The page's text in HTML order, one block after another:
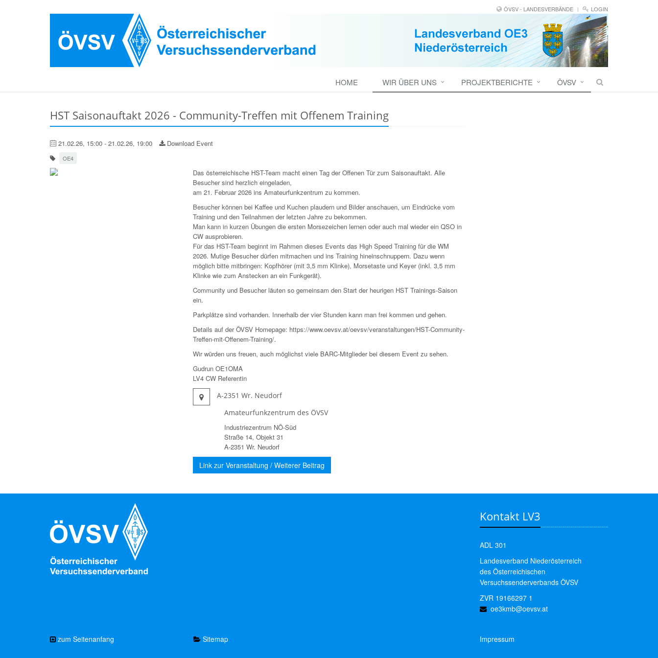
ÖVSV - LANDESVERBÄNDE LOGIN
HOME WIR ÜBER UNS PROJEKTBERICHTE ÖVSV
HST Saisonauftakt 2026 - Community-Treffen mit Offenem Training
21.02.26, 15:00 - 21.02.26, 19:00 Download Event
OE4
Das österreichische HST-Team macht einen Tag der Offenen Tür zum Saisonauftakt. Alle
Besucher sind herzlich eingeladen,
am 21. Februar 2026 ins Amateurfunkzentrum zu kommen.
Besucher können bei Kaffee und Kuchen plaudern und Bilder anschauen, um Eindrücke vom
Training und den Teilnahmen der letzten Jahre zu bekommen.
Man kann in kurzen Übungen die ersten Morsezeichen lernen oder auch mal wieder ein QSO in
CW ausprobieren.
Für das HST-Team beginnt im Rahmen dieses Events das High Speed Training für die WM
2026. Mutige Besucher dürfen mitmachen und ins Training hineinschnuppern. Dazu wenn
möglich bitte mitbringen: Kopfhörer (mit 3,5 mm Klinke), Morsetaste und Keyer (inkl. 3,5 mm
Klinke wie zum Anstecken an ein Funkgerät).
Community und Besucher läuten so gemeinsam den Start der heurigen HST Trainings-Saison
ein.
Parkplätze sind vorhanden. Innerhalb der vier Stunden kann man frei kommen und gehen.
Details auf der ÖVSV Homepage: https://www.oevsv.at/oevsv/veranstaltungen/HST-Community-
Treffen-mit-Offenem-Training/.
Wir würden uns freuen, auch möglichst viele BARC-Mitglieder bei diesem Event zu sehen.
Gudrun OE1OMA
LV4 CW Referentin
A-2351 Wr. Neudorf
Amateurfunkzentrum des ÖVSV
Industriezentrum NÖ-Süd
Straße 14, Objekt 31
A-2351 Wr. Neudorf
Link zur Veranstaltung / Weiterer Beitrag
Kontakt LV3
ADL 301
Landesverband Niederösterreich
des Österreichischen
Versuchssenderverbands ÖVSV
ZVR 19166297 1
oe3kmb@oevsv.at
zum Seitenanfang Sitemap Impressum